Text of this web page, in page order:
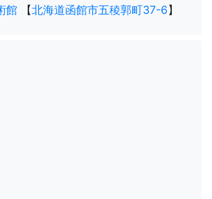
館 【北海道函館市五稜郭町37-6】